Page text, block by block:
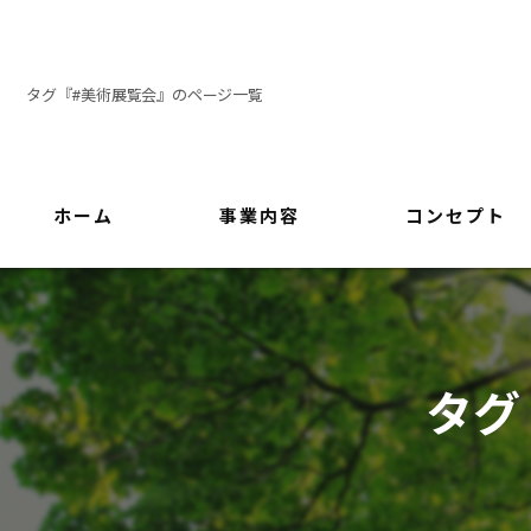
タグ『#美術展覧会』のページ一覧
ホーム 事業内容 コンセプト
タ